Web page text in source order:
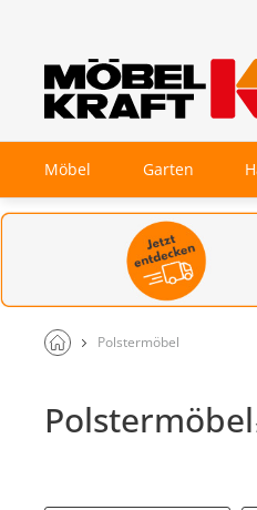
Möbel Garten
Polstermöbel
Polstermöbel